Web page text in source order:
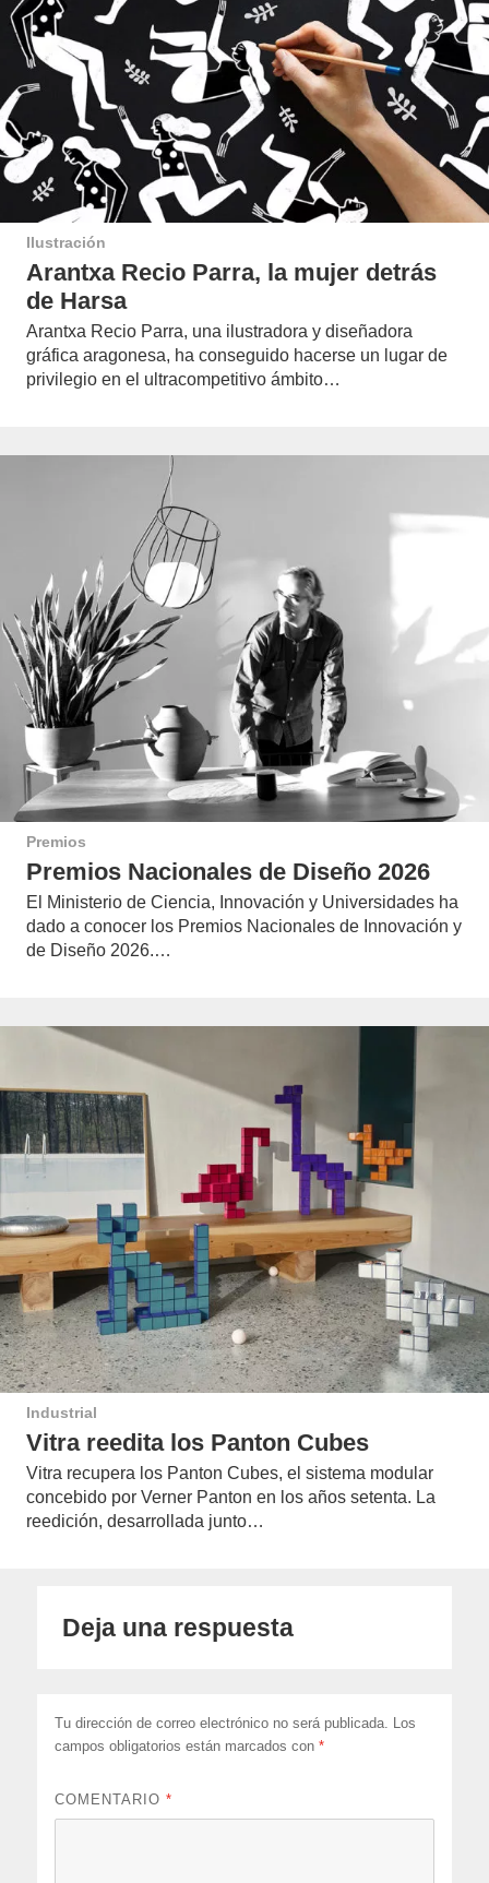
Ilustración
Arantxa Recio Parra, la mujer detrás
de Harsa
Arantxa Recio Parra, una ilustradora y diseñadora
gráfica aragonesa, ha conseguido hacerse un lugar de
privilegio en el ultracompetitivo ámbito…
Premios
Premios Nacionales de Diseño 2026
El Ministerio de Ciencia, Innovación y Universidades ha
dado a conocer los Premios Nacionales de Innovación y
de Diseño 2026.…
Industrial
Vitra reedita los Panton Cubes
Vitra recupera los Panton Cubes, el sistema modular
concebido por Verner Panton en los años setenta. La
reedición, desarrollada junto…
Deja una respuesta
Tu dirección de correo electrónico no será publicada.
Los
campos obligatorios están marcados con*
COMENTARIO*